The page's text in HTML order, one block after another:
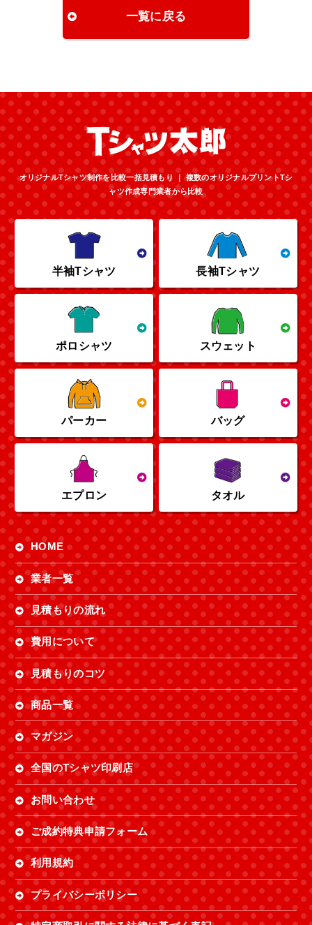
一覧に戻る
オリジナルTシャツ制作を比較一括見積もり ｜ 複数のオリジナルプリントTシ
ャツ作成専門業者から比較
半袖Tシャツ 長袖Tシャツ
ポロシャツ スウェット
パーカー バッグ
エプロン タオル
HOME
業者一覧
見積もりの流れ
費用について
見積もりのコツ
商品一覧
マガジン
全国のTシャツ印刷店
お問い合わせ
ご成約特典申請フォーム
利用規約
プライバシーポリシー